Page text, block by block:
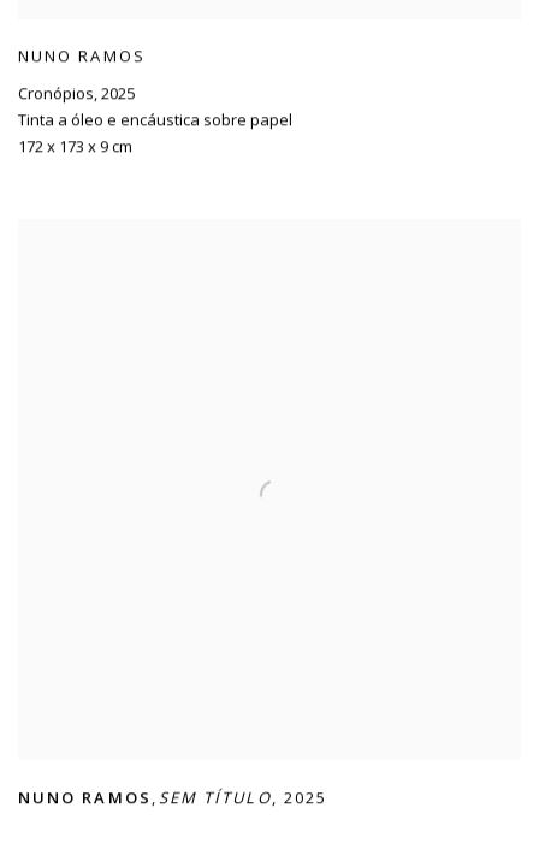
NUNO RAMOS
Cronópios,2025
Tinta a óleo e encáustica sobre papel
172 x 173 x 9 cm
NUNO RAMOS , SEM TÍTULO, 2025